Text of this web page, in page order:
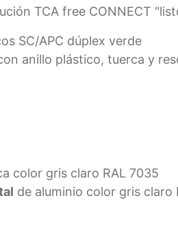
TCA free CONNECT
SC/APC dúplex verde
anillo plástico, tuerca y
color gris claro RAL 7035
de aluminio color gris claro